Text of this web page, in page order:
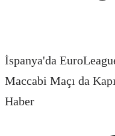
İspanya'da
Maccabi Maçı da
Haber